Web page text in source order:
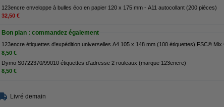
123encre enveloppe à bulles éco en papier 120 x 175 mm - A11 autocollant (200 pièces)
32,50 €
Bon plan : commandez également
123encre étiquettes d'expédition universelles A4 105 x 148 mm (100
8,50 €
Dymo S0722370/99010 étiquettes d'adresse 2 rouleaux (marque 123encre)
8,50 €
Livré demain